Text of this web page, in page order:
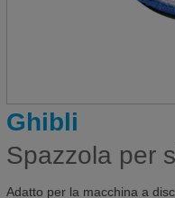
Ghibli
Spazzola per
Adatto per la macchina a